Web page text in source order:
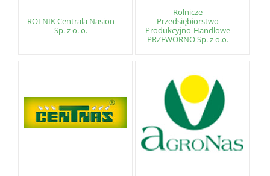
ROLNIK Centrala Nasion
Sp. z o. o.
Rolnicze
Przedsiębiorstwo
Produkcyjno-Handlowe
PRZEWORNO Sp. z o.o.